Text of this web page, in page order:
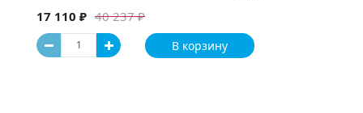
40 237 ₽
17 110 ₽
В корзину